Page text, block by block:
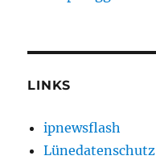
LINKS
ipnewsflash
Lünedatenschutz